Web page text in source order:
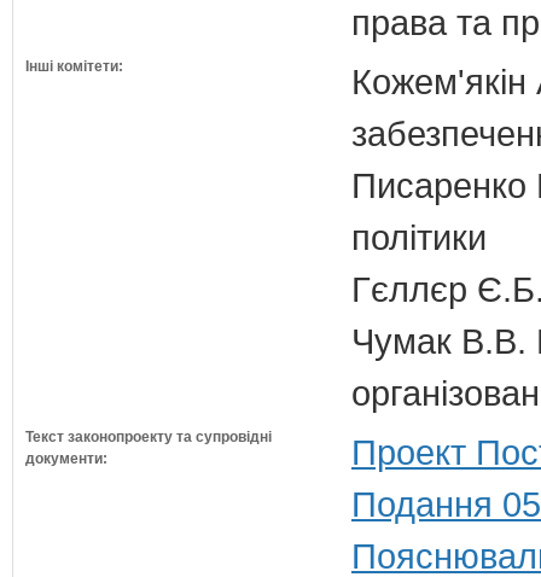
права та
Інші комітети:
Кожем'якін
Писаренко
політики
Гєллєр
Чумак В.В.
Текст законопроекту та супровідні
документи:
Проект
Подання